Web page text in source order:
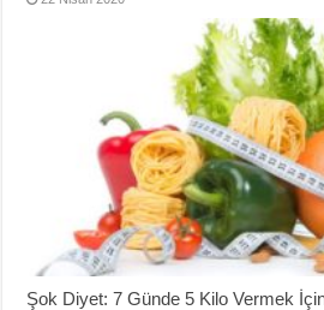
Şok Diyet: 7 Günde 5 Kilo Vermek